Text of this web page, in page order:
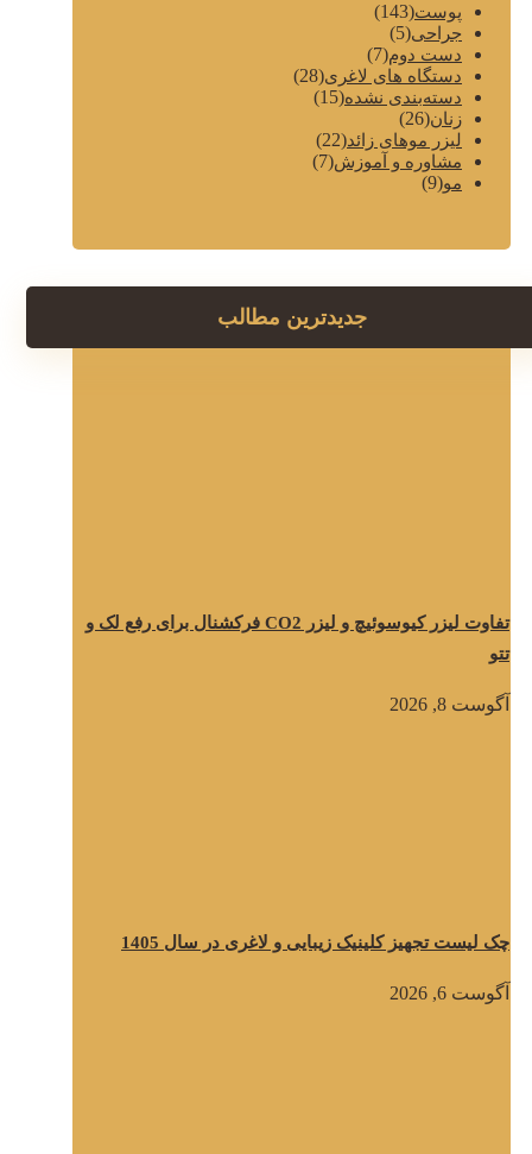
پوست(143)
جراحی(5)
دست دوم(7)
دستگاه های لاغری(28)
دسته‌بندی نشده(15)
زنان(26)
لیزر موهای زائد(22)
مشاوره و آموزش(7)
مو(9)
جدیدترین مطالب
تفاوت لیزر کیوسوئیچ و لیزر CO2 فرکشنال برای رفع لک و
تتو
آگوست 8, 2026
چک لیست تجهیز کلینیک زیبایی و لاغری در سال 1405
آگوست 6, 2026